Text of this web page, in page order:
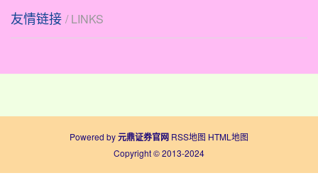
友情链接 / LINKS
Powered by元鼎证券官网 RSS地图 HTML地图
Copyright© 2013-2024